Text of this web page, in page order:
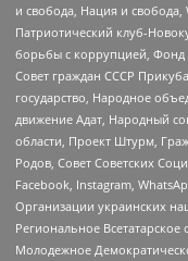
и свобода, Нация и
Патриотический клуб-
борьбы с коррупцией, Фонд
Совет граждан СССР
государство, Народное
движение Адат, Народный
области, Проект Штурм,
Родов, Совет Советских
Facebook, Instagram,
Организации украинских
Региональное
Молодежное